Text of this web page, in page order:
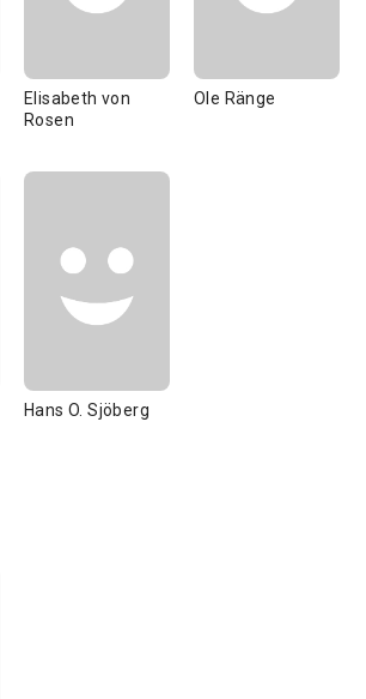
Elisabeth von
Rosen
Ole Ränge
Hans O. Sjöberg